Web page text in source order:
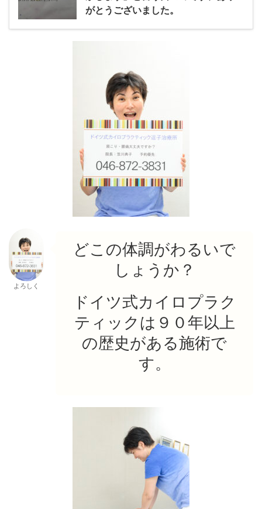
がとうございました。
よろしく
どこの体調がわるいで
しょうか？
ドイツ式カイロプラク
ティックは９０年以上
の歴史がある施術で
す。